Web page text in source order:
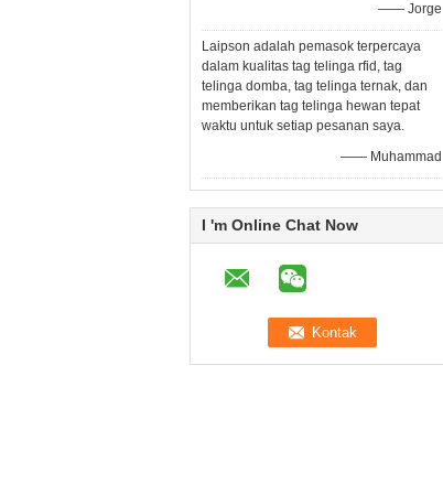
—— Jorge
Laipson adalah pemasok terpercaya
dalam kualitas tag telinga rfid, tag
telinga domba, tag telinga ternak, dan
memberikan tag telinga hewan tepat
waktu untuk setiap pesanan saya.
—— Muhammad
I 'm Online Chat Now